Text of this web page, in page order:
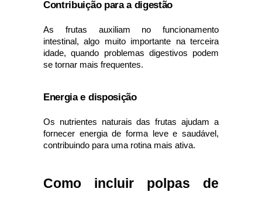
Contribuição para a digestão
As frutas auxiliam no funcionamento
intestinal, algo muito importante na terceira
idade, quando problemas digestivos podem
se tornar mais frequentes.
Energia e disposição
Os nutrientes naturais das frutas ajudam a
fornecer energia de forma leve e saudável,
contribuindo para uma rotina mais ativa.
Como incluir polpas de